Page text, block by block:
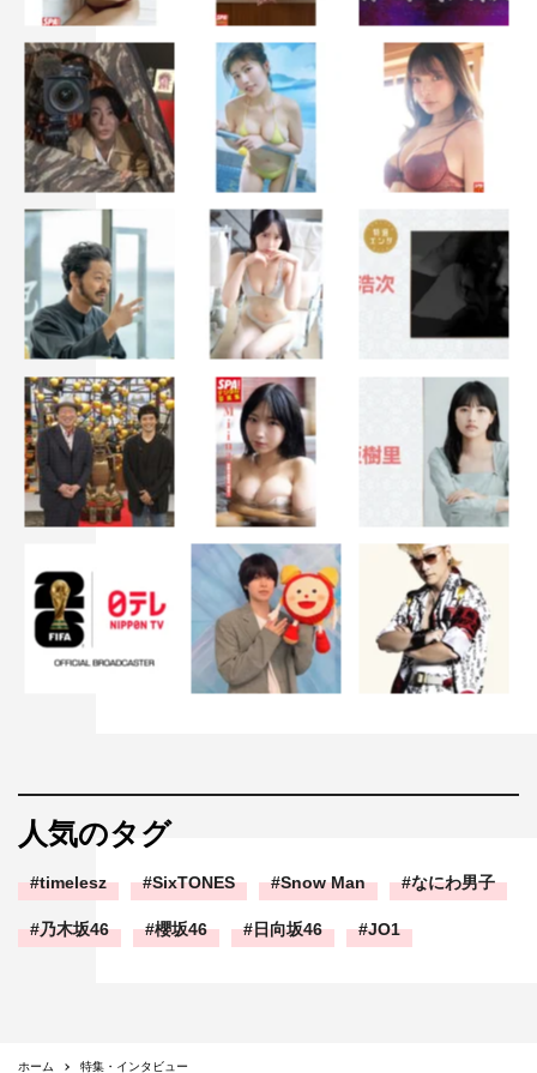
人気のタグ
timelesz SixTONES Snow Man なにわ男子
乃木坂46 櫻坂46 日向坂46 JO1
ホーム 特集・インタビュー